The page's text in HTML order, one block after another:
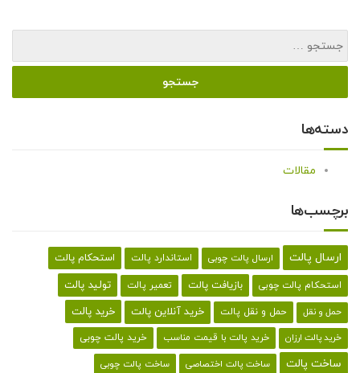
دسته‌ها
مقالات
برچسب‌ها
ارسال پالت ارسال پالت چوبی استاندارد پالت استحکام پالت
استحکام پالت چوبی بازیافت پالت تعمیر پالت تولید پالت
حمل و نقل حمل و نقل پالت خرید آنلاین پالت خرید پالت
خرید پالت ارزان خرید پالت با قیمت مناسب خرید پالت چوبی
ساخت پالت ساخت پالت اختصاصی ساخت پالت چوبی